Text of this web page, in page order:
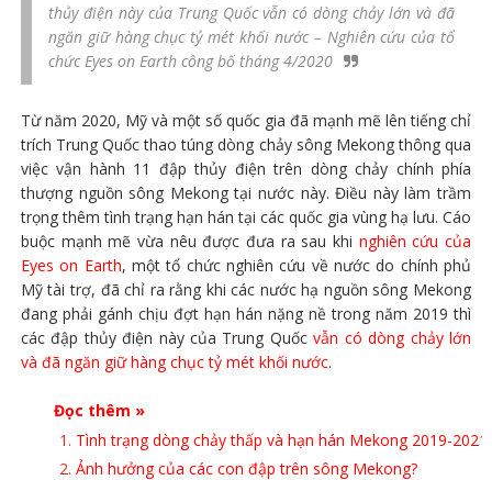
thủy điện này của Trung Quốc vẫn có dòng chảy lớn và đã
ngăn giữ hàng chục tỷ mét khối nước – Nghiên cứu của tổ
chức Eyes on Earth công bố tháng 4/2020
Từ năm 2020, Mỹ và một số quốc gia đã mạnh mẽ lên tiếng chỉ
trích Trung Quốc thao túng dòng chảy sông Mekong thông qua
việc vận hành 11 đập thủy điện trên dòng chảy chính phía
thượng nguồn sông Mekong tại nước này. Điều này làm trầm
trọng thêm tình trạng hạn hán tại các quốc gia vùng hạ lưu. Cáo
buộc mạnh mẽ vừa nêu được đưa ra sau khi nghiên cứu của
Eyes on Earth, một tổ chức nghiên cứu về nước do chính phủ
Mỹ tài trợ, đã chỉ ra rằng khi các nước hạ nguồn sông Mekong
đang phải gánh chịu đợt hạn hán nặng nề trong năm 2019 thì
các đập thủy điện này của Trung Quốcvẫn có dòng chảy lớn
và đã ngăn giữ hàng chục tỷ mét khối nước.
Đọc thêm »
Tình trạng dòng chảy thấp và hạn hán Mekong 2019-2021
Ảnh hưởng của các con đập trên sông Mekong?